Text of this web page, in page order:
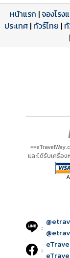
โปรแกรมทัวร์
รีวิวลูกค้าจริง
รีวิวจาก
ใบอนุญาตนำเที่ยว
เลขที่ 11/11450
หน้าแรก |จองโรง
ประเทศ | ทัวร์ไทย |
|
และได้รับเครื่อ
:
: